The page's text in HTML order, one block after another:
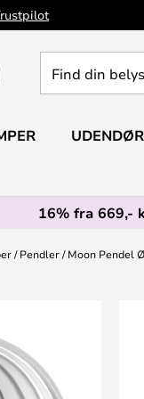
din
16% fra 669,-
Pendler Moon Pendel